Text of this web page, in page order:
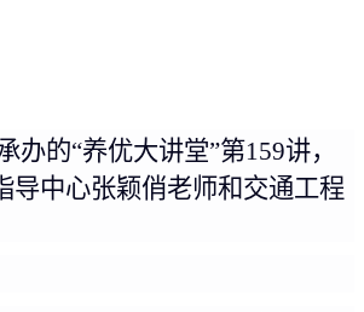
办的“养优大讲堂”第159讲，
导中心张颖俏老师和交通工程